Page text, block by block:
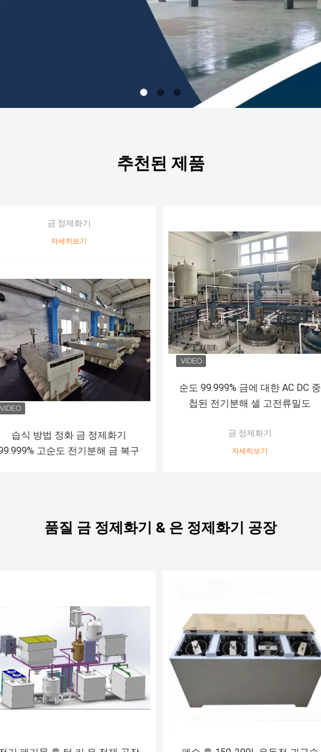
추천된 제품
금 정제화기
자세히보기
습식 방법 정화 금 정제화기
고순도 전기분해 금 복구
순도 99.999% 금에 대한 AC DC 중
첩된 전기분해 셀 고전류밀도
금 정제화기
자세히보기
품질 금 정제화기 & 은 정제화기 공장